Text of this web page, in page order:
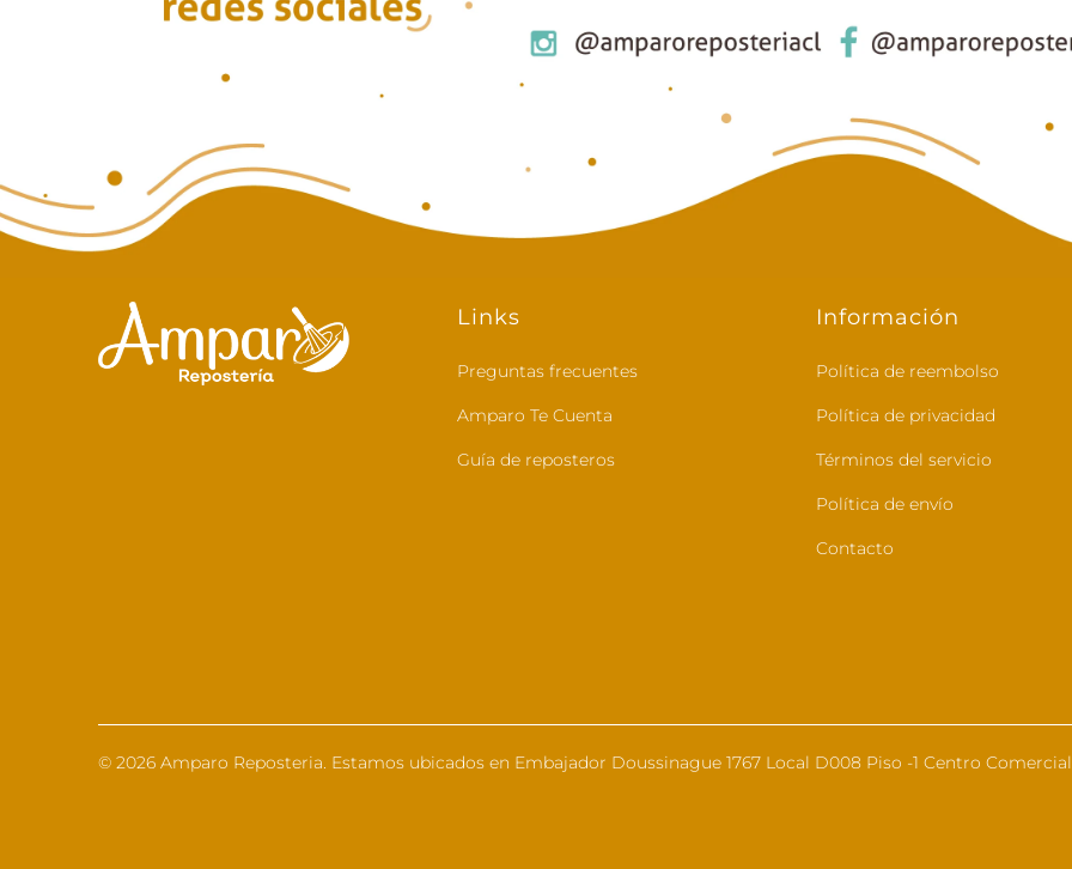
Links
Preguntas frecuentes
Amparo Te Cuenta
Guía de reposteros
Información
Política de reembolso
Política de privacidad
Términos del servicio
Política de envío
Contacto
© 2026 Amparo Reposteria. Estamos ubicados en Embajador Doussinague 1767 Local D008 Piso -1 Centro